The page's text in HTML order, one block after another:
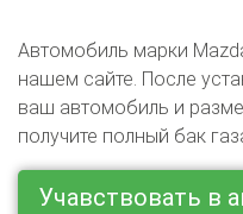
Автомобиль марки
нашем сайте. После
ваш автомобиль и
получите полный бак
Учавствовать в